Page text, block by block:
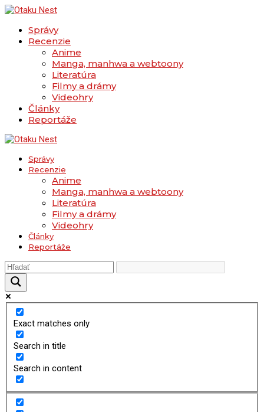
Správy
Recenzie
Anime
Manga, manhwa a webtoony
Literatúra
Filmy a drámy
Videohry
Články
Reportáže
Správy
Recenzie
Anime
Manga, manhwa a webtoony
Literatúra
Filmy a drámy
Videohry
Články
Reportáže
Exact matches only
Search in title
Search in content